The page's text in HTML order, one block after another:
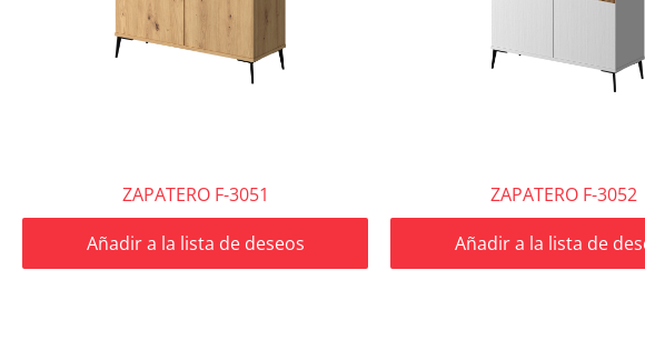
ZAPATERO F-3051
Añadir a la lista de deseos
ZAPATERO F-3052
Añadir a la lista de